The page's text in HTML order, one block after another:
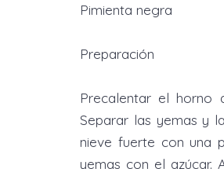
Pimienta negra
Preparación
Precalentar el horno
Separar las yemas y
nieve fuerte con una
yemas con el azúcar.